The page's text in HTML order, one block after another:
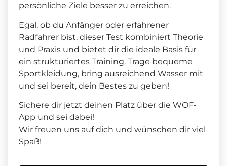
persönliche Ziele besser zu erreichen.
Egal, ob du Anfänger oder erfahrener
Radfahrer bist, dieser Test kombiniert Theorie
und Praxis und bietet dir die ideale Basis für
ein strukturiertes Training. Trage bequeme
Sportkleidung, bring ausreichend Wasser mit
und sei bereit, dein Bestes zu geben!
Sichere dir jetzt deinen Platz über die WOF-
App und sei dabei!
Wir freuen uns auf dich und wünschen dir viel
Spaß!